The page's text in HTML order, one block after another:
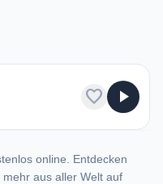
favorite play_arrow
online. Entdecken
aus aller Welt auf